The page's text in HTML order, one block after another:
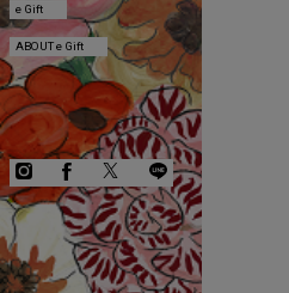
e Gift
ABOUT e Gift
e Gift
ABOUT e Gift